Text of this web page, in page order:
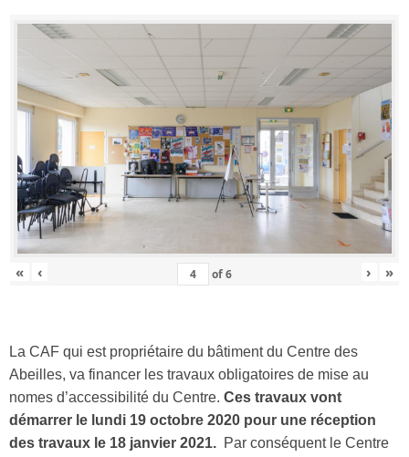
« ‹ of6 › »
La CAF qui est propriétaire du bâtiment du Centre des
Abeilles, va financer les travaux obligatoires de mise au
nomes d’accessibilité du Centre. Ces travaux vont
démarrer le lundi 19 octobre 2020 pour une réception
des travaux le 18 janvier 2021. Par conséquent le Centre